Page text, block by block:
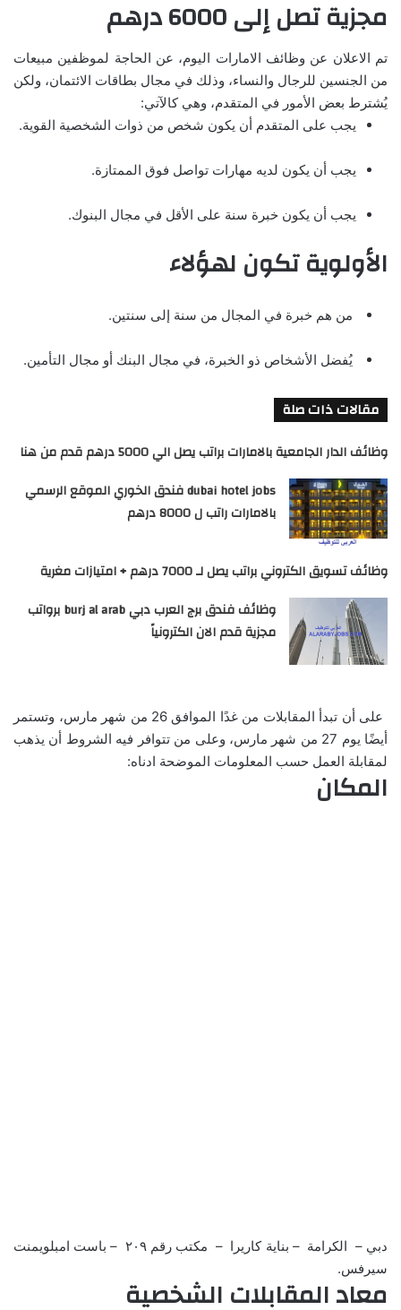
مجزية تصل إلى 6000 درهم
تم الاعلان عن وظائف الامارات اليوم، عن الحاجة لموظفين مبيعات
من الجنسين للرجال والنساء، وذلك في مجال بطاقات الائتمان، ولكن
يُشترط بعض الأمور في المتقدم، وهي كالآتي:
يجب على المتقدم أن يكون شخص من ذوات الشخصية القوية.
يجب أن يكون لديه مهارات تواصل فوق الممتازة.
يجب أن يكون خبرة سنة على الأقل في مجال البنوك.
الأولوية تكون لهؤلاء
من هم خبرة في المجال من سنة إلى سنتين.
يُفضل الأشخاص ذو الخبرة، في مجال البنك أو مجال التأمين.
مقالات ذات صلة
وظائف الدار الجامعية بالامارات براتب يصل الي 5000 درهم قدم من هنا
dubai hotel jobs فندق الخوري الموقع الرسمي
بالامارات راتب ل 8000 درهم
وظائف تسويق الكتروني براتب يصل لـ 7000 درهم + امتيازات مغرية
وظائف فندق برج العرب دبي burj al arab برواتب
مجزية قدم الان الكترونياً
على أن تبدأ المقابلات من غدًا الموافق 26 من شهر مارس، وتستمر
أيضًا يوم 27 من شهر مارس، وعلى من تتوافر فيه الشروط أن يذهب
لمقابلة العمل حسب المعلومات الموضحة ادناه:
المكان
دبي – الكرامة – بناية كاريرا – مكتب رقم ٢٠٩ – باست امبلويمنت
سيرفس.
معاد المقابلات الشخصية